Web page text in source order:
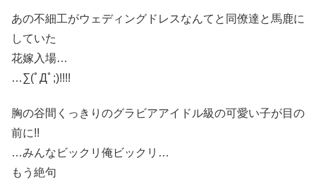
あの不細工がウェディングドレスなんてと同僚達と馬鹿に
していた
花嫁入場…
…∑(ﾟДﾟ;)!!!!
胸の谷間くっきりのグラビアアイドル級の可愛い子が目の
前に!!
…みんなビックリ俺ビックリ…
もう絶句